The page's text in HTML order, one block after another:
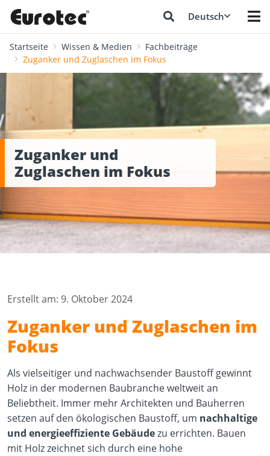
Deutsch
Startseite Wissen & Medien
Fachbeiträge
Zuganker und Zuglaschen im Fokus
Zuganker und
Zuglaschen im Fokus
Erstellt am: 9. Oktober 2024
Zuganker und Zuglaschen im
Fokus
Als vielseitiger und nachwachsender Baustoff gewinnt
Holz in der modernen Baubranche weltweit an
Beliebtheit. Immer mehr Architekten und Bauherren
setzen auf den ökologischen Baustoff, um nachhaltige
und energieeffiziente Gebäudezu errichten. Bauen
mit Holz zeichnet sich durch eine hohe